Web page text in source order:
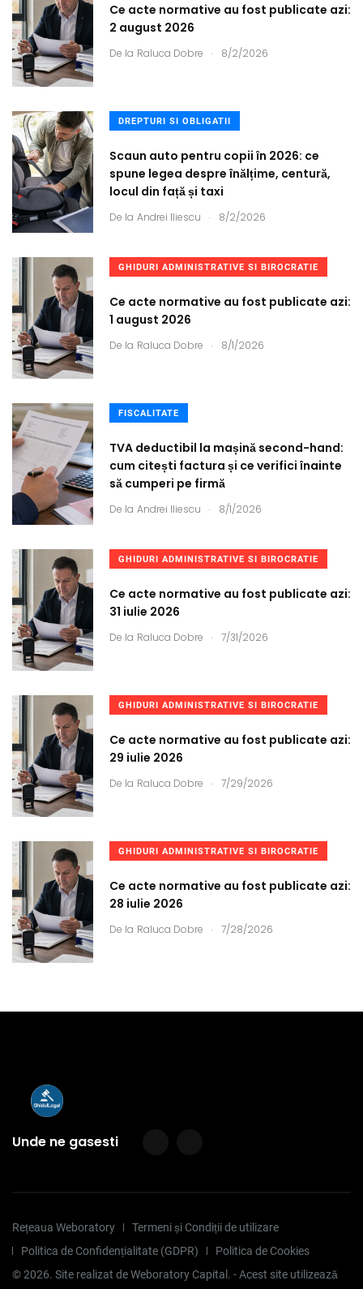
Ce acte normative au fost publicate azi:
2 august 2026
De la Raluca Dobre . 8/2/2026
DREPTURI SI OBLIGATII
Scaun auto pentru copii în 2026: ce
spune legea despre înălțime, centură,
locul din față și taxi
De la Andrei Iliescu . 8/2/2026
GHIDURI ADMINISTRATIVE SI BIROCRATIE
Ce acte normative au fost publicate azi:
1 august 2026
De la Raluca Dobre . 8/1/2026
FISCALITATE
TVA deductibil la mașină second-hand:
cum citești factura și ce verifici înainte
să cumperi pe firmă
De la Andrei Iliescu . 8/1/2026
GHIDURI ADMINISTRATIVE SI BIROCRATIE
Ce acte normative au fost publicate azi:
31 iulie 2026
De la Raluca Dobre . 7/31/2026
GHIDURI ADMINISTRATIVE SI BIROCRATIE
Ce acte normative au fost publicate azi:
29 iulie 2026
De la Raluca Dobre . 7/29/2026
GHIDURI ADMINISTRATIVE SI BIROCRATIE
Ce acte normative au fost publicate azi:
28 iulie 2026
De la Raluca Dobre . 7/28/2026
Unde ne gasesti
Rețeaua Weboratory
Termeni și Condiții de utilizare
Politica de Confidențialitate (GDPR)
Politica de Cookies
©2026. Site realizat de Weboratory Capital. - Acest site utilizează